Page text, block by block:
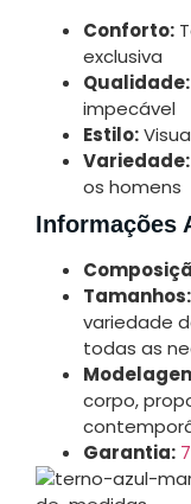
Conforto:
exclusiva
Qualidade:
impecável
Estilo:
Variedade:
os homens
Informações
Tamanhos:
variedade
todas as
corpo,
Garantia: